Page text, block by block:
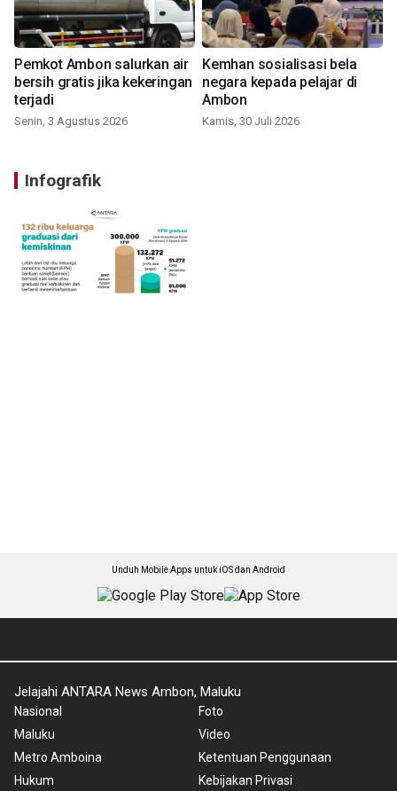
Pemkot Ambon salurkan air
bersih gratis jika kekeringan
terjadi
Senin, 3 Agustus 2026
Kemhan sosialisasi bela
negara kepada pelajar di
Ambon
Kamis, 30 Juli 2026
Infografik
Unduh Mobile Apps untuk iOS dan Android
Jelajahi ANTARA News Ambon, Maluku
Nasional
Maluku
Metro Amboina
Hukum
Foto
Video
Ketentuan Penggunaan
Kebijakan Privasi